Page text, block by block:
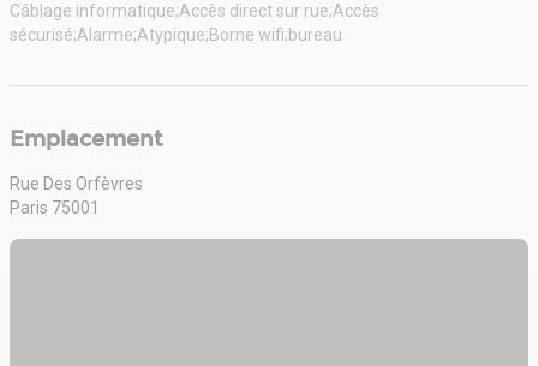
Câblage informatique;Accès direct sur rue;Accès
sécurisé;Alarme;Atypique;Borne wifi;bureau
Emplacement
Rue Des Orfèvres
Paris 75001